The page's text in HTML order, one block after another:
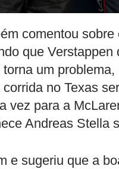
comentou
que
um problema,
no Texas
vez para a
Andreas Stella
e sugeriu que a